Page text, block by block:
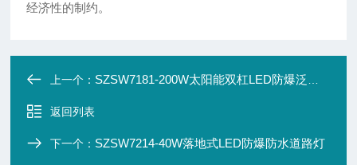
经济性的制约。
上一个： SZSW7181-200W太阳能双杠LED防爆泛光灯
返回列表
下一个： SZSW7214-40W落地式LED防爆防水道路灯